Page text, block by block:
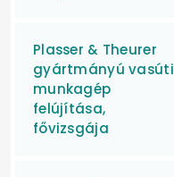
Plasser & Theurer
gyártmányú vasúti
munkagép
felújítása,
fővizsgája